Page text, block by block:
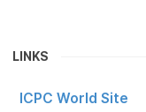
LINKS
ICPC World Site